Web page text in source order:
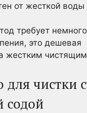
от жесткой
требует
это дешевая
жестким
для чистки
содой